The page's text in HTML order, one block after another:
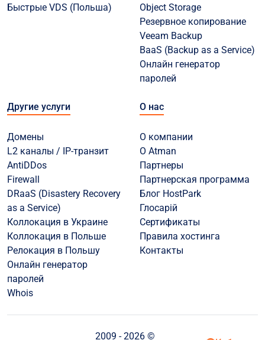
Быстрые VDS (Польша)
Object Storage
Резервное копирование
Veeam Backup
BaaS (Backup as a Service)
Онлайн генератор
паролей
Другие услуги
Домены
L2 каналы / IP-транзит
AntiDDos
Firewall
DRaaS (Disastery Recovery
as a Service)
Коллокация в Украине
Коллокация в Польше
Релокация в Польшу
Онлайн генератор
паролей
Whois
О нас
О компании
О Atman
Партнеры
Партнерская программа
Блог HostPark
Глосарій
Сертификаты
Правила хостинга
Контакты
2009 - 2026 ©